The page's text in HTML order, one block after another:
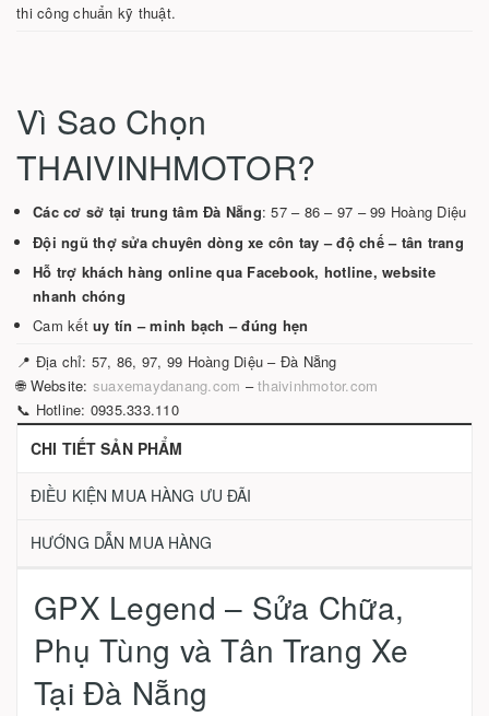
thi công chuẩn kỹ thuật.
Vì Sao Chọn
THAIVINHMOTOR?
Các cơ sở tại trung tâm Đà Nẵng: 57 – 86 – 97 – 99 Hoàng Diệu
Đội ngũ thợ sửa chuyên dòng xe côn tay – độ chế – tân trang
Hỗ trợ khách hàng online qua Facebook, hotline, website
nhanh chóng
Cam kết uy tín – minh bạch – đúng hẹn
📍 Địa chỉ: 57, 86, 97, 99 Hoàng Diệu – Đà Nẵng
🌐 Website: suaxemaydanang.com –thaivinhmotor.com
📞 Hotline: 0935.333.110
CHI TIẾT SẢN PHẨM
ĐIỀU KIỆN MUA HÀNG ƯU ĐÃI
HƯỚNG DẪN MUA HÀNG
GPX Legend – Sửa Chữa,
Phụ Tùng và Tân Trang Xe
Tại Đà Nẵng